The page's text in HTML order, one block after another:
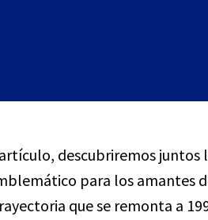
descubriremos juntos
para los amantes
que se remonta a